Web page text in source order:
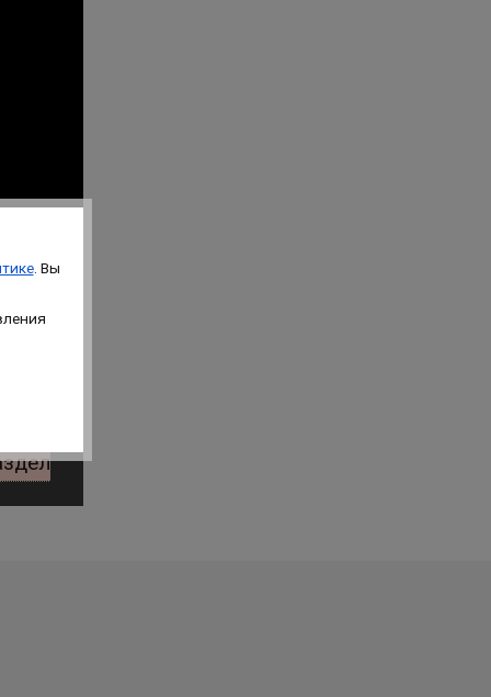
. Вы